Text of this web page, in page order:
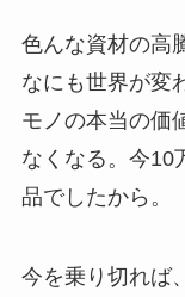
色んな資材の高
なにも世界が変
モノの本当の価
なくなる。今10
品でしたから。
今を乗り切れば